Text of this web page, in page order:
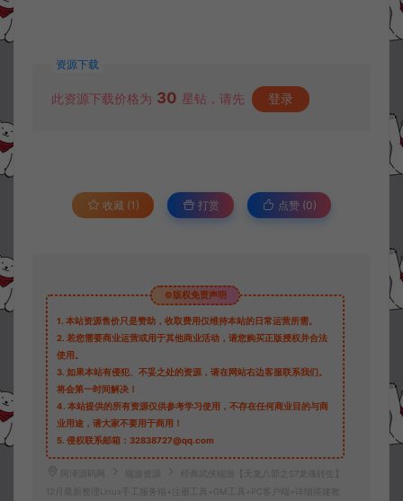
资源下载
此资源下载价格为 30 星钻，请先 登录
收藏 (1) 打赏 点赞 (0)
©版权免责声明
1. 本站资源售价只是赞助，收取费用仅维持本站的日常运营所需。
2. 若您需要商业运营或用于其他商业活动，请您购买正版授权并合法
使用。
3. 如果本站有侵犯、不妥之处的资源，请在网站右边客服联系我们。
将会第一时间解决！
4. 本站提供的所有资源仅供参考学习使用，不存在任何商业目的与商
业用途，请大家不要用于商用！
5. 侵权联系邮箱：32838727@qq.com
阿泽源码网 端游资源
经典武侠端游【天龙八部之S7龙魂转生】
12月最新整理Linux手工服务端+注册工具+GM工具+PC客户端+详细搭建教